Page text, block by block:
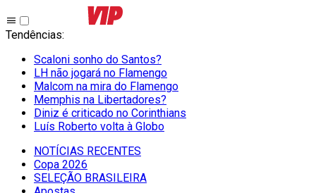
Tendências:
Scaloni sonho do Santos?
LH não jogará no Flamengo
Malcom na mira do Flamengo
Memphis na Libertadores?
Diniz é criticado no Corinthians
Luís Roberto volta à Globo
NOTÍCIAS RECENTES
Copa 2026
SELEÇÃO BRASILEIRA